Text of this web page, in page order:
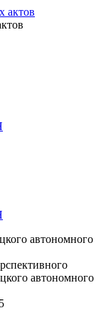
автономного
автономного